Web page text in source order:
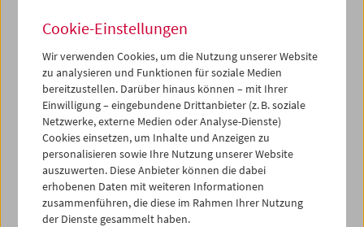
jener Inhalte, die Sie so schätzen: informative Filmtexte,
ausführliche Credits, einladende Bilder aber auch Platz
für Einblicke in unsere Arbeit in den Bereichen
Restaurierung, Sammlungen und Forschung.
Bei allen unseren Mitgliedern sollte die neue Ausgabe in
den kommenden Tagen im Postkasten liegen. Bereits ab
heute sind die neuen Hefte im Foyer zur Entnahme bereit.
Wir hoffen sehr, dass Ihnen unser neues Programmheft
gefällt, und wünschen gemütliches Schmökern über die
Feiertage!
Cookie-Einstellungen
Wir verwenden Cookies, um die Nutzung unserer Website
zu analysieren und Funktionen für soziale Medien
bereitzustellen. Darüber hinaus können – mit Ihrer
Einwilligung – eingebundene Drittanbieter (z. B. soziale
Netzwerke, externe Medien oder Analyse-Dienste)
Cookies einsetzen, um Inhalte und Anzeigen zu
personalisieren sowie Ihre Nutzung unserer Website
auszuwerten. Diese Anbieter können die dabei
erhobenen Daten mit weiteren Informationen
zusammenführen, die diese im Rahmen Ihrer Nutzung
der Dienste gesammelt haben.